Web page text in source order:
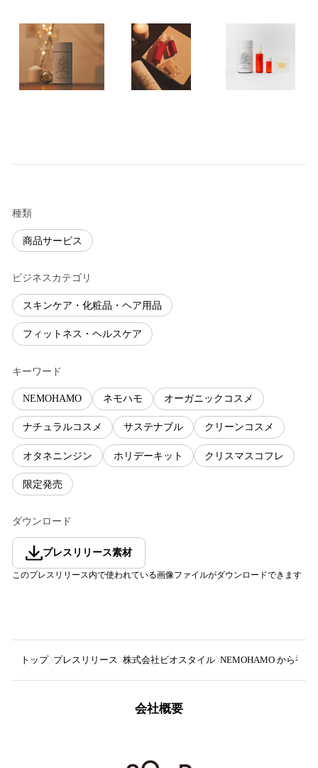
種類
商品サービス
ビジネスカテゴリ
スキンケア・化粧品・ヘア用品
フィットネス・ヘルスケア
キーワード
NEMOHAMO ネモハモ オーガニックコスメ
ナチュラルコスメ サステナブル クリーンコスメ
オタネニンジン ホリデーキット クリスマスコフレ
限定発売
ダウンロード
プレスリリース素材
このプレスリリース内で使われている画像ファイルがダウンロードできます
トップ プレスリリース 株式会社ビオスタイル NEMOHAMO から初の
会社概要